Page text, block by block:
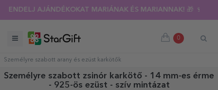
RENDELJ AJÁNDÉKOKAT MARIÁNAK ÉS MARIANNAK! 🎁 🍷
0
Személyre szabott arany és ezüst karkötők
Személyre szabott zsinór karkötő - 14 mm-es érme
- 925-ös ezüst - szív mintázat